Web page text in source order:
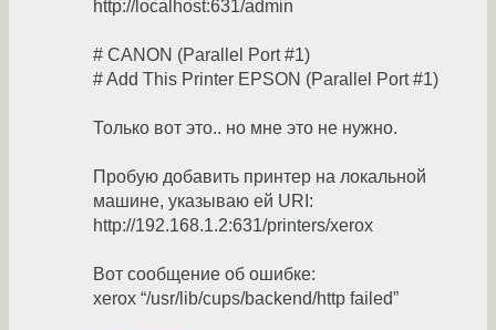
http://localhost:631/admin
# CANON (Parallel Port #1)
# Add This Printer EPSON (Parallel Port #1)
Только вот это.. но мне это не нужно.
Пробую добавить принтер на локальной
машине, указываю ей URI:
http://192.168.1.2:631/printers/xerox
Вот сообщение об ошибке:
xerox “/usr/lib/cups/backend/http failed”